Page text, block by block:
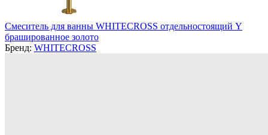
Смеситель для ванны WHITECROSS отдельностоящий Y
брашированное золото
Бренд: WHITECROSS